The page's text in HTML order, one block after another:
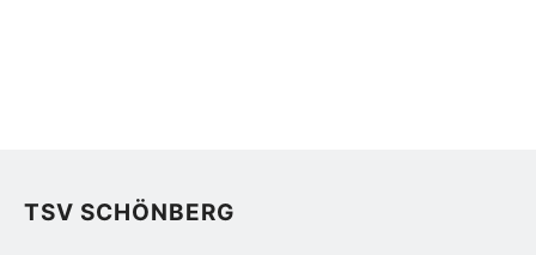
TSV SCHÖNBERG